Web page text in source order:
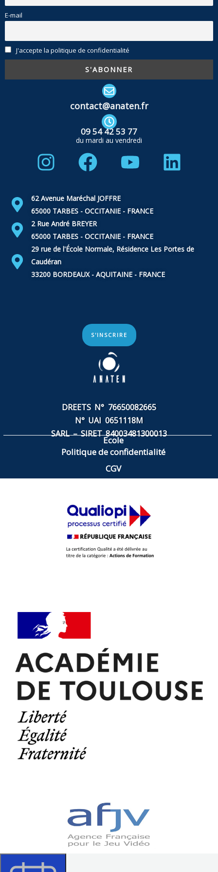
E-mail
J'accepte la politique de confidentialité
contact@anaten.fr
09 54 42 53 77
du mardi au vendredi
Instagram
Facebook
Youtube
62 Avenue Maréchal JOFFRE
65000 TARBES - OCCITANIE - FRANCE
2 Rue André BREYER
65000 TARBES - OCCITANIE - FRANCE
29 rue de l'École Normale, Résidence Les Portes de
Caudéran
33200 BORDEAUX - AQUITAINE - FRANCE
S'INSCRIRE
DREETS N° 76650082665
N° UAI 0651118M
SARL – SIRET84003481300013
Ecole
Politique de confidentialité
CGV